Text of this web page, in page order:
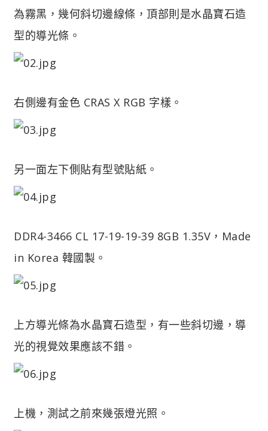
為霧黑，幾何斜切邊線條，頂部則是水晶寶石造
型的導光條。
右側邊有金色 CRAS X RGB 字樣。
另一面左下側貼有型號貼紙。
DDR4-3466 CL 17-19-19-39 8GB 1.35V，Made
in Korea 韓國製。
上方導光條為水晶寶石造型，有一些斜切邊，導
光的視覺效果應該不錯。
上機，測試之前來幾張燈光照。